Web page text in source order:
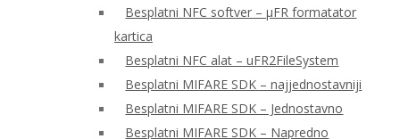
Besplatni NFC softver – μFR formatator
kartica
Besplatni NFC alat – uFR2FileSystem
Besplatni MIFARE SDK – najjednostavniji
Besplatni MIFARE SDK – Jednostavno
Besplatni MIFARE SDK – Napredno